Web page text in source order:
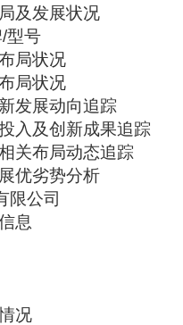
及发展状况
型号
局状况
局状况
发展动向追踪
入及创新成果追踪
关布局动态追踪
优劣势分析
限公司
息
况